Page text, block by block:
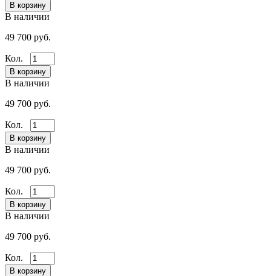
В наличии
49 700 руб.
Кол.
В наличии
49 700 руб.
Кол.
В наличии
49 700 руб.
Кол.
В наличии
49 700 руб.
Кол.